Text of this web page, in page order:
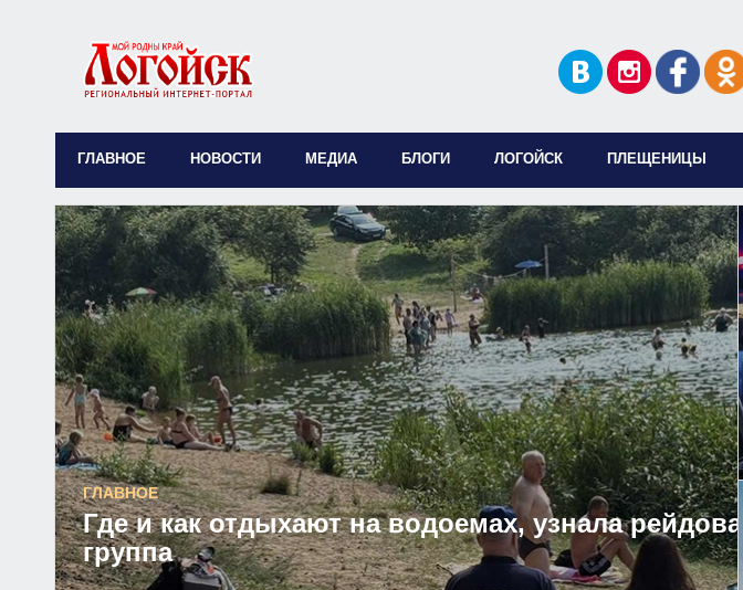
ГЛАВНОЕ НОВОСТИ МЕДИА БЛОГИ ЛОГОЙСК ПЛЕЩЕНИЦЫ
ГЛАВНОЕ
Где и как отдыхают на водоемах, узнала рейдовая
группа